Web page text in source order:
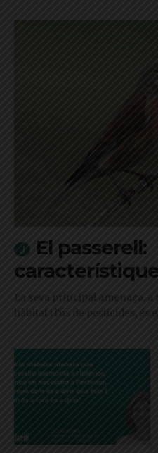
El passerell:
La seva principal amenaça, a
hàbitat i l'ús de pesticides, és